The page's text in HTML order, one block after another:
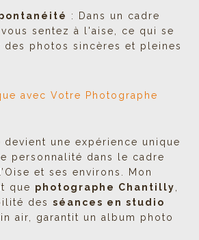
: Dans un cadre
sentez à l'aise, ce qui se
des photos sincères et pleines
avec Votre
Photographe
devient une expérience unique
personnalité dans le cadre
et ses environs. Mon
que photographe Chantilly,
des séances en studio
air, garantit un album photo